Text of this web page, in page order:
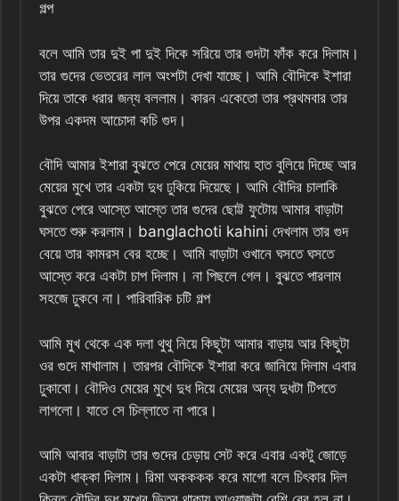
গল্প
বলে আমি তার দুই পা দুই দিকে সরিয়ে তার গুদটা ফাঁক করে দিলাম।
তার গুদের ভেতরের লাল অংশটা দেখা যাচ্ছে। আমি বৌদিকে ইশারা
দিয়ে তাকে ধরার জন্য বললাম। কারন একেতো তার প্রথমবার তার
উপর একদম আচোদা কচি গুদ।
বৌদি আমার ইশারা বুঝতে পেরে মেয়ের মাথায় হাত বুলিয়ে দিচ্ছে আর
মেয়ের মুখে তার একটা দুধ ঢুকিয়ে দিয়েছে। আমি বৌদির চালাকি
বুঝতে পেরে আস্তে আস্তে তার গুদের ছোট্ট ফুটোয় আমার বাড়াটা
ঘসতে শুরু করলাম। banglachoti kahini দেখলাম তার গুদ
বেয়ে তার কামরস বের হচ্ছে। আমি বাড়াটা ওখানে ঘসতে ঘসতে
আস্তে করে একটা চাপ দিলাম। না পিছলে গেল। বুঝতে পারলাম
সহজে ঢুকবে না। পারিবারিক চটি গল্প
আমি মুখ থেকে এক দলা থুথু নিয়ে কিছুটা আমার বাড়ায় আর কিছুটা
ওর গুদে মাখালাম। তারপর বৌদিকে ইশারা করে জানিয়ে দিলাম এবার
ঢুকাবো। বৌদিও মেয়ের মুখে দুধ দিয়ে মেয়ের অন্য দুধটা টিপতে
লাগলো। যাতে সে চিল্লাতে না পারে।
আমি আবার বাড়াটা তার গুদের চেড়ায় সেট করে এবার একটু জোড়ে
একটা ধাক্কা দিলাম। রিমা অকককক করে মাগো বলে চিৎকার দিল